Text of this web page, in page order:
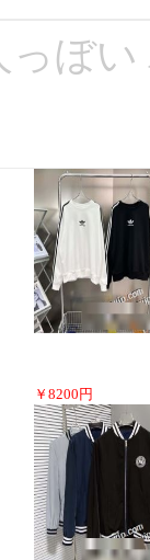
ぼ
￥ 8200 円